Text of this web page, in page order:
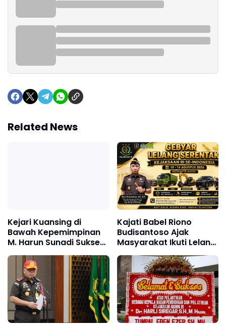
Related News
Kejari Kuansing di
Bawah Kepemimpinan
M. Harun Sunadi Sukses
Menangi Perkara PTUN,
Lindungi Aset Pemda
Senilai Rp22,1 Miliar
Kajati Babel Riono
Budisantoso Ajak
Masyarakat Ikuti Lelang
Barang Rampasan
Negara, Tawarkan 47
Lot Bernilai Rp24,4 Miliar